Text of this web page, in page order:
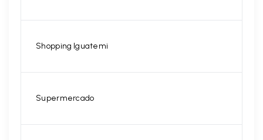
Shopping Iguatemi
Supermercado